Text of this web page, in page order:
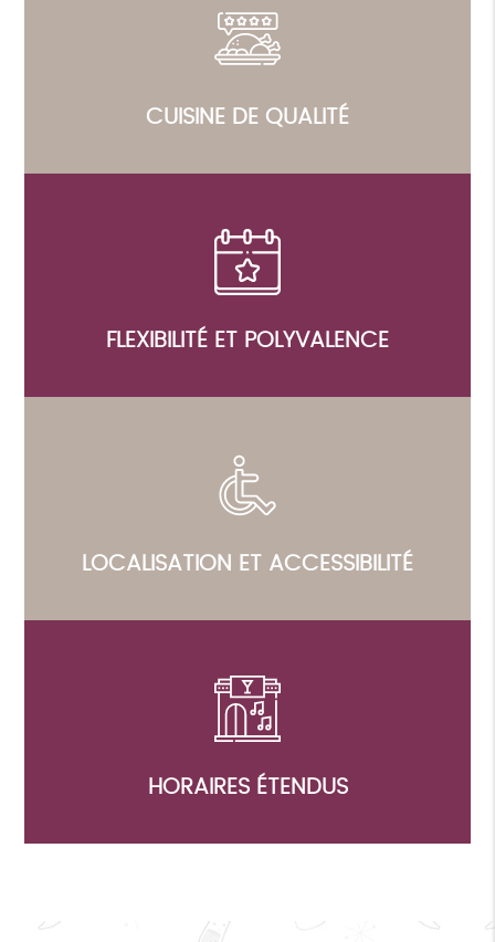
CUISINE DE QUALITÉ
FLEXIBILITÉ ET POLYVALENCE
LOCALISATION ET ACCESSIBILITÉ
HORAIRES ÉTENDUS